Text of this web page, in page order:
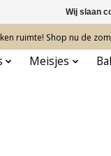
ruimte! Shop nu de
Meisjes
Wij slaan